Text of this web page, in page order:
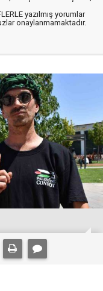
yazılmış yorumlar
onaylanmamaktadır.